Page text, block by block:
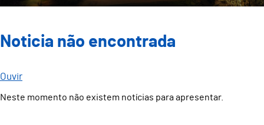
Noticia não encontrada
Ouvir
Neste momento não existem notícias para apresentar.